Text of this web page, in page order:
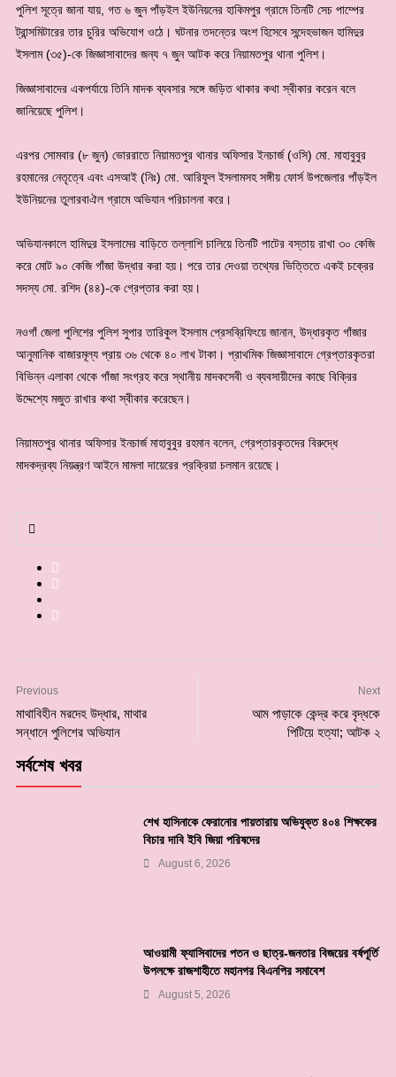
‎পুলিশ সূত্রে জানা যায়, গত ৬ জুন পাঁড়ইল ইউনিয়নের হাকিমপুর গ্রামে তিনটি সেচ পাম্পের
ট্রান্সমিটারের তার চুরির অভিযোগ ওঠে। ঘটনার তদন্তের অংশ হিসেবে সন্দেহভাজন হামিদুর
ইসলাম (৩৫)-কে জিজ্ঞাসাবাদের জন্য ৭ জুন আটক করে নিয়ামতপুর থানা পুলিশ।
জিজ্ঞাসাবাদের একপর্যায়ে তিনি মাদক ব্যবসার সঙ্গে জড়িত থাকার কথা স্বীকার করেন বলে
জানিয়েছে পুলিশ।
‎এরপর সোমবার (৮ জুন) ভোররাতে নিয়ামতপুর থানার অফিসার ইনচার্জ (ওসি) মো. মাহাবুবুর
রহমানের নেতৃত্বে এবং এসআই (নিঃ) মো. আরিফুল ইসলামসহ সঙ্গীয় ফোর্স উপজেলার পাঁড়ইল
ইউনিয়নের তুলারবাঐল গ্রামে অভিযান পরিচালনা করে।
‎অভিযানকালে হামিদুর ইসলামের বাড়িতে তল্লাশি চালিয়ে তিনটি পাটের বস্তায় রাখা ৩০ কেজি
করে মোট ৯০ কেজি গাঁজা উদ্ধার করা হয়। পরে তার দেওয়া তথ্যের ভিত্তিতে একই চক্রের
সদস্য মো. রশিদ (৪৪)-কে গ্রেপ্তার করা হয়।
‎নওগাঁ জেলা পুলিশের পুলিশ সুপার তারিকুল ইসলাম প্রেসব্রিফিংয়ে জানান, উদ্ধারকৃত গাঁজার
আনুমানিক বাজারমূল্য প্রায় ৩৬ থেকে ৪০ লাখ টাকা। প্রাথমিক জিজ্ঞাসাবাদে গ্রেপ্তারকৃতরা
বিভিন্ন এলাকা থেকে গাঁজা সংগ্রহ করে স্থানীয় মাদকসেবী ও ব্যবসায়ীদের কাছে বিক্রির
উদ্দেশ্যে মজুত রাখার কথা স্বীকার করেছেন।
‎নিয়ামতপুর থানার অফিসার ইনচার্জ মাহাবুবুর রহমান বলেন, গ্রেপ্তারকৃতদের বিরুদ্ধে
মাদকদ্রব্য নিয়ন্ত্রণ আইনে মামলা দায়েরের প্রক্রিয়া চলমান রয়েছে।
Previous
মাথাবিহীন মরদেহ উদ্ধার, মাথার
সন্ধানে পুলিশের অভিযান
Next
আম পাড়াকে কেন্দ্র করে বৃদ্ধকে
পিটিয়ে হত্যা; আটক ২
সর্বশেষ খবর
শেখ হাসিনাকে ফেরানোর পায়তারায় অভিযুক্ত ৪০৪ শিক্ষকের
বিচার দাবি ইবি জিয়া পরিষদের
August 6, 2026
আওয়ামী ফ্যাসিবাদের পতন ও ছাত্র-জনতার বিজয়ের বর্ষপূর্তি
উপলক্ষে রাজশাহীতে মহানগর বিএনপির সমাবেশ
August 5, 2026